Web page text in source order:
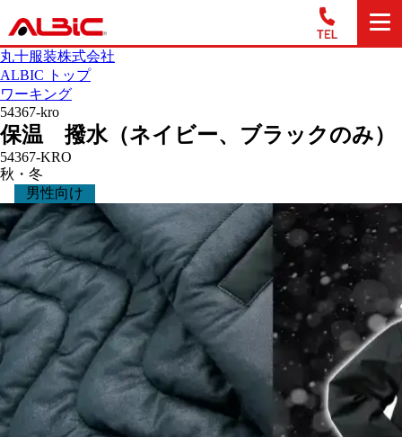
丸十服装株式会社
ALBIC トップ
ワーキング
54367-kro
保温 撥水（ネイビー、ブラックのみ）
54367-KRO
秋・冬
男性向け